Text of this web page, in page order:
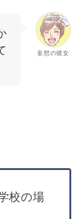
妄想の彼女
校の場